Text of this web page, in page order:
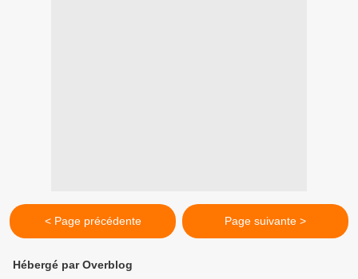
< Page précédente Page suivante >
Hébergé par Overblog